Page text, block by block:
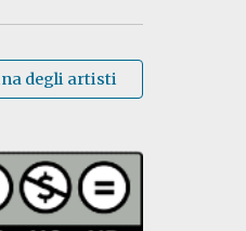
degli artisti